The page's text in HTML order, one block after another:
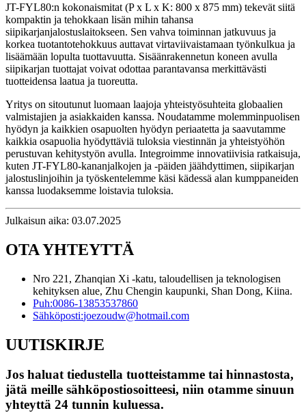
JT-FYL80:n kokonaismitat (P x L x K: 800 x 875 mm) tekevät siitä
kompaktin ja tehokkaan lisän mihin tahansa
siipikarjanjalostuslaitokseen. Sen vahva toiminnan jatkuvuus ja
korkea tuotantotehokkuus auttavat virtaviivaistamaan työnkulkua ja
lisäämään lopulta tuottavuutta. Sisäänrakennetun koneen avulla
siipikarjan tuottajat voivat odottaa parantavansa merkittävästi
tuotteidensa laatua ja tuoreutta.
Yritys on sitoutunut luomaan laajoja yhteistyösuhteita globaalien
valmistajien ja asiakkaiden kanssa. Noudatamme molemminpuolisen
hyödyn ja kaikkien osapuolten hyödyn periaatetta ja saavutamme
kaikkia osapuolia hyödyttäviä tuloksia viestinnän ja yhteistyöhön
perustuvan kehitystyön avulla. Integroimme innovatiivisia ratkaisuja,
kuten JT-FYL80-kananjalkojen ja -päiden jäähdyttimen, siipikarjan
jalostuslinjoihin ja työskentelemme käsi kädessä alan kumppaneiden
kanssa luodaksemme loistavia tuloksia.
Julkaisun aika: 03.07.2025
OTA YHTEYTTÄ
Nro 221, Zhanqian Xi -katu, taloudellisen ja teknologisen
kehityksen alue, Zhu Chengin kaupunki, Shan Dong, Kiina.
Puh:0086-13853537860
Sähköposti:joezoudw@hotmail.com
UUTISKIRJE
Jos haluat tiedustella tuotteistamme tai hinnastosta,
jätä meille sähköpostiosoitteesi, niin otamme sinuun
yhteyttä 24 tunnin kuluessa.